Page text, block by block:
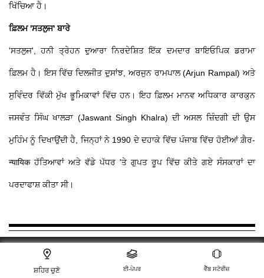
ਸ਼ਹਿਰ ਚੁਣੋ ਈ-ਪੇਪਰ ਵੈੱਬ ਸਟੋਰੀਜ਼
ਖਿੱਚਿਆ ਹੈ।
ਫ਼ਿਲਮ 'ਸਤਲੁਜ' ਬਾਰੇ
'ਸਤਲੁਜ', ਹਨੀ ਤ੍ਰੇਹਨ ਦੁਆਰਾ ਨਿਰਦੇਸ਼ਿਤ ਇੱਕ ਦਮਦਾਰ ਬਾਇਓਪਿਕ ਡਰਾਮਾ
ਫ਼ਿਲਮ ਹੈ। ਇਸ ਵਿੱਚ ਦਿਲਜੀਤ ਦੁਸਾਂਝ, ਅਰਜੁਨ ਰਾਮਪਾਲ (Arjun Rampal) ਅਤੇ
ਸੁਵਿੰਦਰ ਵਿੱਕੀ ਮੁੱਖ ਭੂਮਿਕਾਵਾਂ ਵਿੱਚ ਹਨ। ਇਹ ਫ਼ਿਲਮ ਮਾਨਵ ਅਧਿਕਾਰ ਕਾਰਕੁਨ
ਜਸਵੰਤ ਸਿੰਘ ਖਾਲੜਾ (Jaswant Singh Khalra) ਦੀ ਅਸਲ ਜ਼ਿੰਦਗੀ ਦੀ ਉਸ
ਮੁਹਿੰਮ ਨੂੰ ਦਿਖਾਉਂਦੀ ਹੈ, ਜਿਨ੍ਹਾਂ ਨੇ 1990 ਦੇ ਦਹਾਕੇ ਵਿੱਚ ਪੰਜਾਬ ਵਿੱਚ ਹੋਈਆਂ ਗ਼ੈਰ-
न्यायिक ਹੱਤਿਆਵਾਂ ਅਤੇ ਵੱਡੇ ਪੱਧਰ 'ਤੇ ਗੁਪਤ ਰੂਪ ਵਿੱਚ ਕੀਤੇ ਗਏ ਸੰਸਕਾਰਾਂ ਦਾ
ਪਰਦਾਫਾਸ਼ ਕੀਤਾ ਸੀ।
OTHER WEBSITES